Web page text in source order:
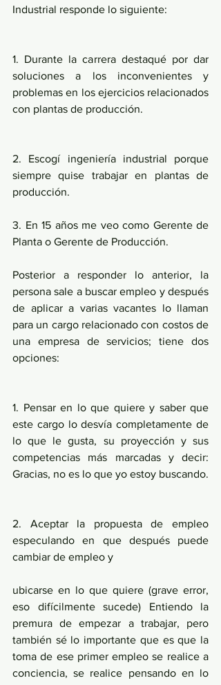
Industrial responde lo siguiente:
1. Durante la carrera destaqué por dar
soluciones a los inconvenientes y
problemas en los ejercicios relacionados
con plantas de producción.
2. Escogí ingeniería industrial porque
siempre quise trabajar en plantas de
producción.
3. En 15 años me veo como Gerente de
Planta o Gerente de Producción.
Posterior a responder lo anterior, la
persona sale a buscar empleo y después
de aplicar a varias vacantes lo llaman
para un cargo relacionado con costos de
una empresa de servicios; tiene dos
opciones:
1. Pensar en lo que quiere y saber que
este cargo lo desvía completamente de
lo que le gusta, su proyección y sus
competencias más marcadas y decir:
Gracias, no es lo que yo estoy buscando.
2. Aceptar la propuesta de empleo
especulando en que después puede
cambiar de empleo y
ubicarse en lo que quiere (grave error,
eso difícilmente sucede) Entiendo la
premura de empezar a trabajar, pero
también sé lo importante que es que la
toma de ese primer empleo se realice a
conciencia, se realice pensando en lo